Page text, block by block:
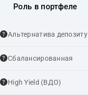
Роль в портфеле
Альтернатива депозиту
Сбалансированная
High Yield (ВДО)